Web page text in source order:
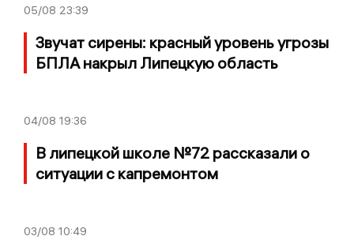
05/08 23:39
Звучат сирены: красный уровень угрозы
БПЛА накрыл Липецкую область
04/08 19:36
В липецкой школе №72 рассказали о
ситуации с капремонтом
03/08 10:49